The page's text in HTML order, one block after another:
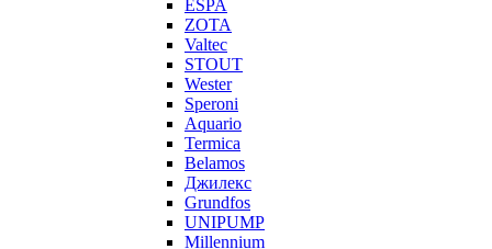
ESPA
ZOTA
Valtec
STOUT
Wester
Speroni
Aquario
Termica
Belamos
Джилекс
Grundfos
UNIPUMP
Millennium